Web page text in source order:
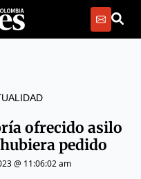
ofrecido asilo
pedido
@ 11:06:02 am